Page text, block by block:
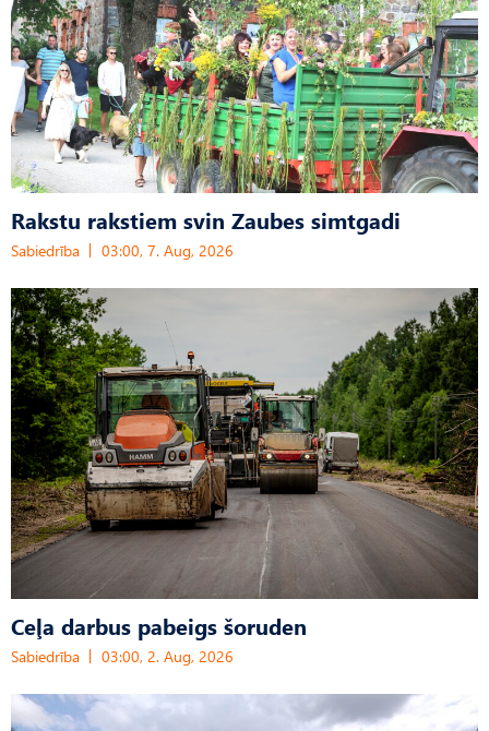
Rakstu rakstiem svin Zaubes simtgadi
Sabiedrība 03:00, 7. Aug, 2026
Ceļa darbus pabeigs šoruden
Sabiedrība 03:00, 2. Aug, 2026